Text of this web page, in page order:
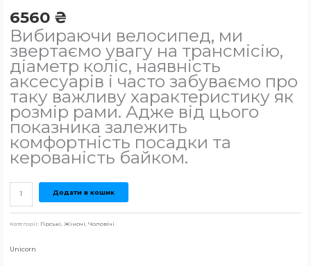
6560 ₴
Вибираючи велосипед, ми
звертаємо увагу на трансмісію,
діаметр коліс, наявність
аксесуарів і часто забуваємо про
таку важливу характеристику як
розмір рами. Адже від цього
показника залежить
комфортність посадки та
керованість байком.
Додати в кошик
Категорії: Гірські Жіночі Чоловічі
Unicorn